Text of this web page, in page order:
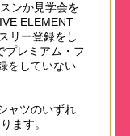
ンか見学会を
ELEMENT
リー登録をし
プレミアム・フ
をしていない
ャツのいずれ
ます。